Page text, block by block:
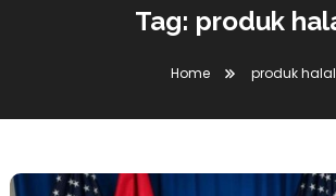
Tag: produk
Home produk halal